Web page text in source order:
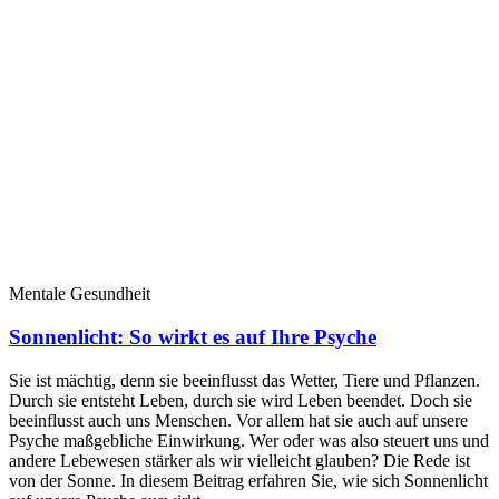
Mentale Gesundheit
Sonnenlicht: So wirkt es auf Ihre Psyche
Sie ist mächtig, denn sie beeinflusst das Wetter, Tiere und Pflanzen.
Durch sie entsteht Leben, durch sie wird Leben beendet. Doch sie
beeinflusst auch uns Menschen. Vor allem hat sie auch auf unsere
Psyche maßgebliche Einwirkung. Wer oder was also steuert uns und
andere Lebewesen stärker als wir vielleicht glauben? Die Rede ist
von der Sonne. In diesem Beitrag erfahren Sie, wie sich Sonnenlicht